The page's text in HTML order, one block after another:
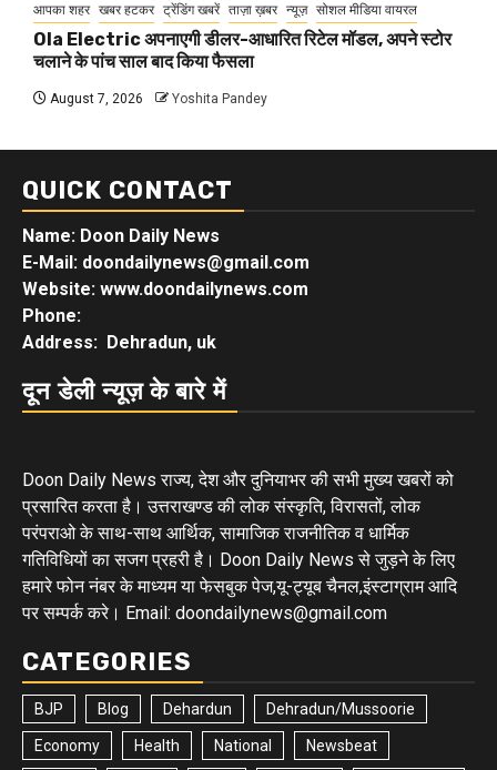
आपका शहर खबर हटकर ट्रेंडिंग खबरें ताज़ा ख़बर न्यूज़ सोशल मीडिया वायरल
Ola Electric अपनाएगी डीलर-आधारित रिटेल मॉडल, अपने स्टोर
चलाने के पांच साल बाद किया फैसला
August 7, 2026 Yoshita Pandey
QUICK CONTACT
Name: Doon Daily News
E-Mail: doondailynews@gmail.com
Website: www.doondailynews.com
Phone:
Address: Dehradun, uk
दून डेली न्यूज़ के बारे में
Doon Daily News राज्य, देश और दुनियाभर की सभी मुख्य खबरों को
प्रसारित करता है। उत्तराखण्ड की लोक संस्कृति, विरासतों, लोक
परंपराओ के साथ-साथ आर्थिक, सामाजिक राजनीतिक व धार्मिक
गतिविधियों का सजग प्रहरी है। Doon Daily News से जुड़ने के लिए
हमारे फोन नंबर के माध्यम या फेसबुक पेज,यू-ट्यूब चैनल,इंस्टाग्राम आदि
पर सम्पर्क करे। Email: doondailynews@gmail.com
CATEGORIES
BJP Blog Dehardun Dehradun/Mussoorie
Economy Health National Newsbeat